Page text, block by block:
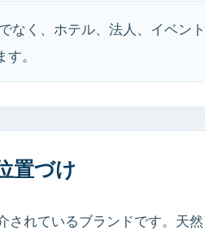
なく、ホテル、法人、イベン
。
置づけ
れているブランドです。天